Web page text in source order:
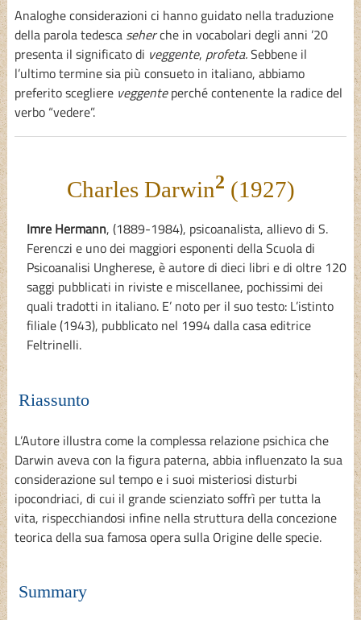
Analoghe considerazioni ci hanno guidato nella traduzione
della parola tedesca seherche in vocabolari degli anni ’20
presenta il significato di veggente, profeta.Sebbene il
l’ultimo termine sia più consueto in italiano, abbiamo
preferito scegliere veggenteperché contenente la radice del
verbo “vedere”.
Charles Darwin2 (1927)
Imre Hermann, (1889-1984), psicoanalista, allievo di S.
Ferenczi e uno dei maggiori esponenti della Scuola di
Psicoanalisi Ungherese, è autore di dieci libri e di oltre 120
saggi pubblicati in riviste e miscellanee, pochissimi dei
quali tradotti in italiano. E’ noto per il suo testo: L’istinto
filiale (1943), pubblicato nel 1994 dalla casa editrice
Feltrinelli.
Riassunto
L’Autore illustra come la complessa relazione psichica che
Darwin aveva con la figura paterna, abbia influenzato la sua
considerazione sul tempo e i suoi misteriosi disturbi
ipocondriaci, di cui il grande scienziato soffrì per tutta la
vita, rispecchiandosi infine nella struttura della concezione
teorica della sua famosa opera sulla Origine delle specie.
Summary